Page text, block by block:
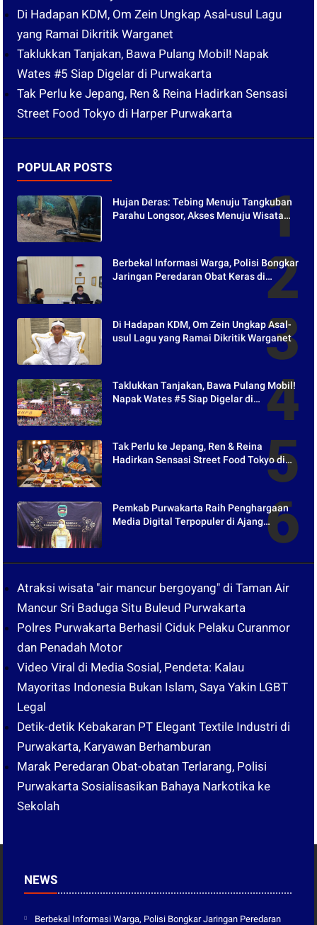
Di Hadapan KDM, Om Zein Ungkap Asal-usul Lagu
yang Ramai Dikritik Warganet
Taklukkan Tanjakan, Bawa Pulang Mobil! Napak
Wates #5 Siap Digelar di Purwakarta
Tak Perlu ke Jepang, Ren & Reina Hadirkan Sensasi
Street Food Tokyo di Harper Purwakarta
POPULAR POSTS
Hujan Deras: Tebing Menuju Tangkuban
Parahu Longsor, Akses Menuju Wisata
Berbekal Informasi Warga, Polisi Bongkar
Jaringan Peredaran Obat Keras di
Di Hadapan KDM, Om Zein Ungkap Asal-
usul Lagu yang Ramai Dikritik Warganet
Taklukkan Tanjakan, Bawa Pulang Mobil!
Napak Wates #5 Siap Digelar di
Tak Perlu ke Jepang, Ren & Reina
Hadirkan Sensasi Street Food Tokyo di
Pemkab Purwakarta Raih Penghargaan
Media Digital Terpopuler di Ajang
Atraksi wisata "air mancur bergoyang" di Taman Air
Mancur Sri Baduga Situ Buleud Purwakarta
Polres Purwakarta Berhasil Ciduk Pelaku Curanmor
dan Penadah Motor
Video Viral di Media Sosial, Pendeta: Kalau
Mayoritas Indonesia Bukan Islam, Saya Yakin LGBT
Legal
Detik-detik Kebakaran PT Elegant Textile Industri di
Purwakarta, Karyawan Berhamburan
Marak Peredaran Obat-obatan Terlarang, Polisi
Purwakarta Sosialisasikan Bahaya Narkotika ke
Sekolah
NEWS
Berbekal Informasi Warga, Polisi Bongkar Jaringan Peredaran